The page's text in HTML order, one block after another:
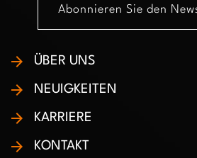
Abonnieren Sie den
ÜBER UNS
NEUIGKEITEN
KARRIERE
KONTAKT